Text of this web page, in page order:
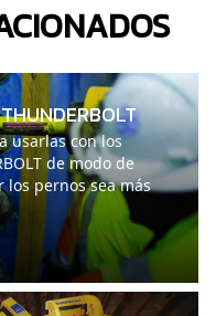
usarlas con los
de modo de
los pernos sea más